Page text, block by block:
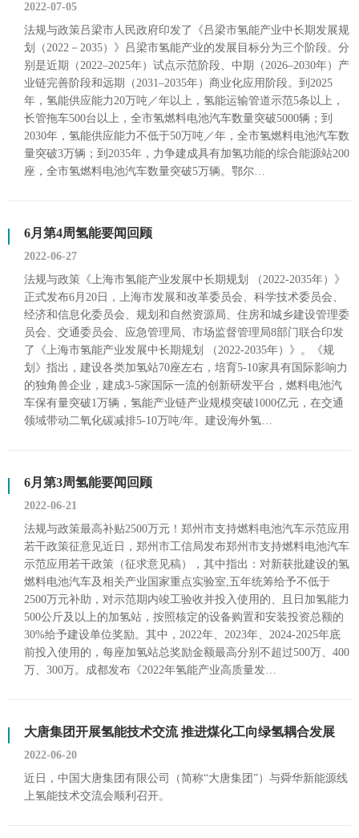
2022-07-05
法规与政策吕梁市人民政府印发了《吕梁市氢能产业中长期发展规
划（2022－2035）》吕梁市氢能产业的发展目标分为三个阶段。分
别是近期（2022–2025年）试点示范阶段、中期（2026–2030年）产
业链完善阶段和远期（2031–2035年）商业化应用阶段。到2025
年，氢能供应能力20万吨／年以上，氢能运输管道示范5条以上，
长管拖车500台以上，全市氢燃料电池汽车数量突破5000辆；到
2030年，氢能供应能力不低于50万吨／年，全市氢燃料电池汽车数
量突破3万辆；到2035年，力争建成具有加氢功能的综合能源站200
座，全市氢燃料电池汽车数量突破5万辆。鄂尔…
6月第4周氢能要闻回顾
2022-06-27
法规与政策《上海市氢能产业发展中长期规划 （2022-2035年）》
正式发布6月20日，上海市发展和改革委员会、科学技术委员会、
经济和信息化委员会、规划和自然资源局、住房和城乡建设管理委
员会、交通委员会、应急管理局、市场监督管理局8部门联合印发
了《上海市氢能产业发展中长期规划 （2022-2035年）》。《规
划》指出，建设各类加氢站70座左右，培育5-10家具有国际影响力
的独角兽企业，建成3-5家国际一流的创新研发平台，燃料电池汽
车保有量突破1万辆，氢能产业链产业规模突破1000亿元，在交通
领域带动二氧化碳减排5-10万吨/年。建设海外氢…
6月第3周氢能要闻回顾
2022-06-21
法规与政策最高补贴2500万元！郑州市支持燃料电池汽车示范应用
若干政策征意见近日，郑州市工信局发布郑州市支持燃料电池汽车
示范应用若干政策（征求意见稿），其中指出：对新获批建设的氢
燃料电池汽车及相关产业国家重点实验室,五年统筹给予不低于
2500万元补助，对示范期内竣工验收并投入使用的、且日加氢能力
500公斤及以上的加氢站，按照核定的设备购置和安装投资总额的
30%给予建设单位奖励。其中，2022年、2023年、2024-2025年底
前投入使用的，每座加氢站总奖励金额最高分别不超过500万、400
万、300万。成都发布《2022年氢能产业高质量发…
大唐集团开展氢能技术交流 推进煤化工向绿氢耦合发展
2022-06-20
近日，中国大唐集团有限公司（简称“大唐集团”）与舜华新能源线
上氢能技术交流会顺利召开。